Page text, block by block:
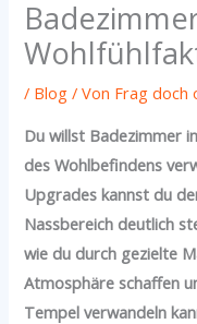
/ Blog / Von Frag doch
Du willst Badezimmer
des Wohlbefindens
Upgrades kannst du
Nassbereich deutlich
wie du durch gezielte
Atmosphäre schaffen
Tempel verwandeln